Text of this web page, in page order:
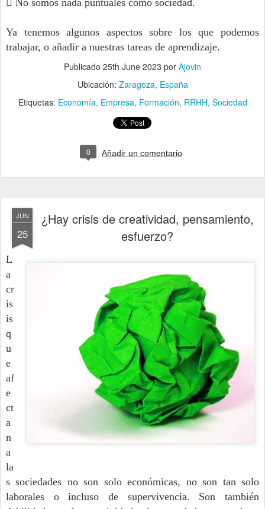
Ya tenemos algunos aspectos sobre los que podemos
trabajar, o añadir a nuestras tareas de aprendizaje.
Publicado 25th June 2023 por Ajovin
Ubicación: Zaragoza, España
Etiquetas: Economía Empresa Formación RRHH Sociedad
0 Añadir un comentario
JUN
25
¿Hay crisis de creatividad, pensamiento,
esfuerzo?
L
a
cr
is
is
q
u
e
af
e
ct
a
n
a
la
s sociedades no son solo económicas, no son tan solo
laborales o incluso de supervivencia. Son también